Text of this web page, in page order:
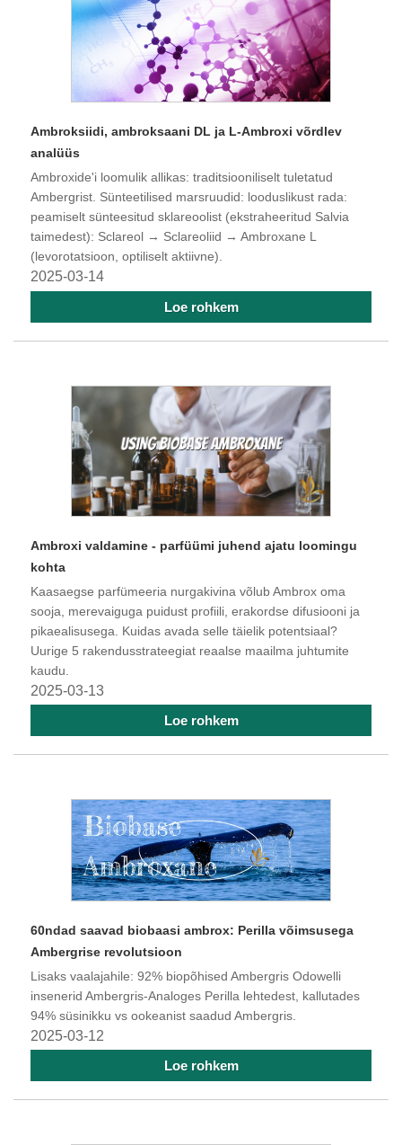
Ambroksiidi, ambroksaani DL ja L-Ambroxi võrdlev
analüüs
Ambroxide'i loomulik allikas: traditsiooniliselt tuletatud
Ambergrist. Sünteetilised marsruudid: looduslikust rada:
peamiselt sünteesitud sklareoolist (ekstraheeritud Salvia
taimedest): Sclareol → Sclareoliid → Ambroxane L
(levorotatsioon, optiliselt aktiivne).
2025-03-14
Loe rohkem
Ambroxi valdamine - parfüümi juhend ajatu loomingu
kohta
Kaasaegse parfümeeria nurgakivina võlub Ambrox oma
sooja, merevaiguga puidust profiili, erakordse difusiooni ja
pikaealisusega. Kuidas avada selle täielik potentsiaal?
Uurige 5 rakendusstrateegiat reaalse maailma juhtumite
kaudu.
2025-03-13
Loe rohkem
60ndad saavad biobaasi ambrox: Perilla võimsusega
Ambergrise revolutsioon
Lisaks vaalajahile: 92% biopõhised Ambergris Odowelli
insenerid Ambergris-Analoges Perilla lehtedest, kallutades
94% süsinikku vs ookeanist saadud Ambergris.
2025-03-12
Loe rohkem